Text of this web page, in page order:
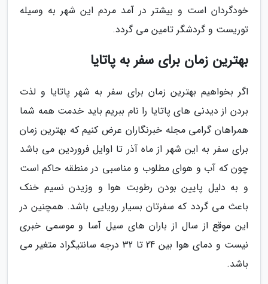
خودگردان است و بیشتر در آمد مردم این شهر به وسیله
توریست و گردشگر تامین می گردد.
بهترین زمان برای سفر به پاتایا
اگر بخواهیم بهترین زمان برای سفر به شهر پاتایا و لذت
بردن از دیدنی های پاتایا را نام ببریم باید خدمت همه شما
همراهان گرامی مجله خبرنگاران عرض کنیم که بهترین زمان
برای سفر به این شهر از ماه آذر تا اوایل فروردین می باشد
چون که آب و هوای مطلوب و مناسبی در منطقه حاکم است
و به دلیل پایین بودن رطوبت هوا و وزیدن نسیم خنک
باعث می گردد که سفرتان بسیار رویایی باشد. همچنین در
این موقع از سال از باران های سیل آسا و موسمی خبری
نیست و دمای هوا بین 24 تا 32 درجه سانتیگراد متغیر می
باشد.